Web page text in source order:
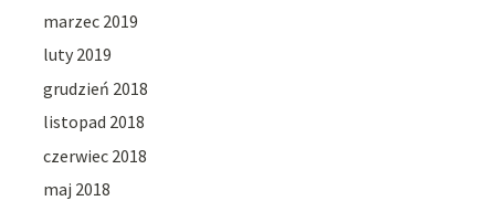
marzec 2019
luty 2019
grudzień 2018
listopad 2018
czerwiec 2018
maj 2018